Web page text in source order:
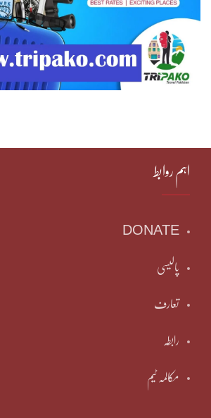
اہم روابط
DONATE
پالیسی
تعارف
رابطہ
مکالمہ ٹیم